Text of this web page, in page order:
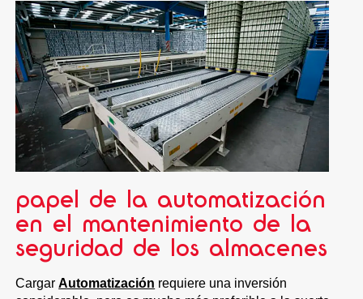
papel de la automatización
en el mantenimiento de la
seguridad de los almacenes
CargarAutomatización requiere una inversión